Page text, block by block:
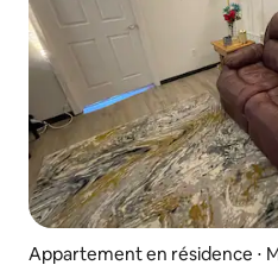
Appartement en résidence ⋅